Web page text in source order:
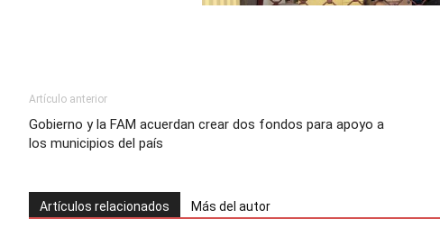
Artículo anterior
Gobierno y la FAM acuerdan crear dos fondos para apoyo a
los municipios del país
Artículos relacionados Más del autor